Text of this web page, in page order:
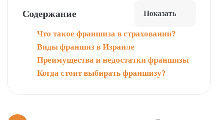
Содержание Показать
Что такое франшиза в страховании?
Виды франшиз в Израиле
Преимущества и недостатки франшизы
Когда стоит выбирать франшизу?